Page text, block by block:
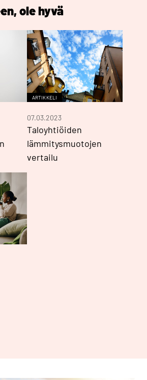
ole hyvä
ARTIKKELI
Taloyhtiöiden
lämmitysmuotojen
vertailu
07.03.2023